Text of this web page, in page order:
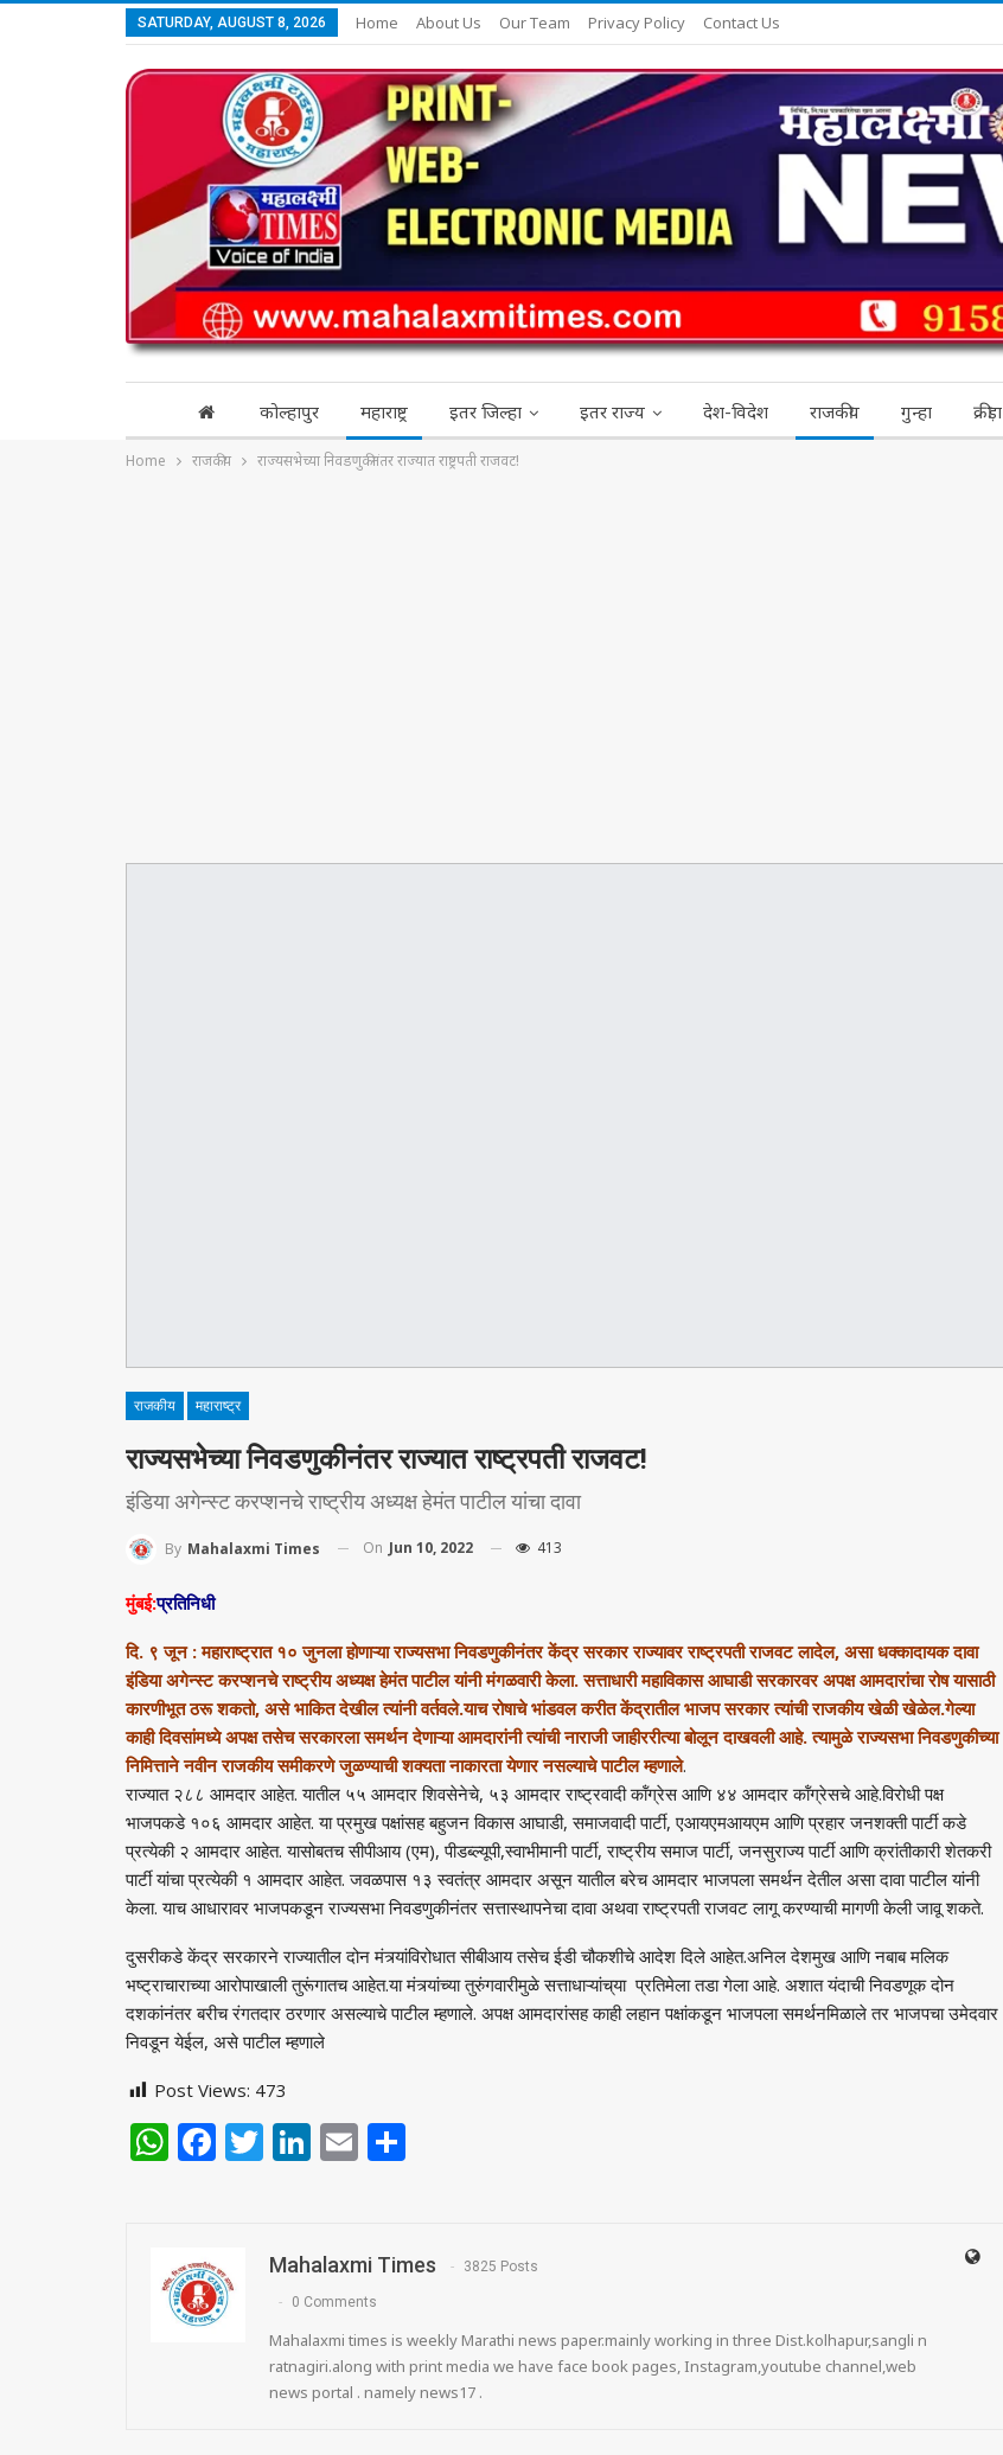
SATURDAY, AUGUST 8, 2026 Home About Us Our Team Privacy Policy Contact Us
कोल्हापुर महाराष्ट्र इतर जिल्हा इतर राज्य देश-विदेश राजकीय गुन्हा क्रीड़ा
Home राजकीय राज्यसभेच्या निवडणुकीनंतर राज्यात राष्ट्रपती राजवट!
राजकीय महाराष्ट्र
राज्यसभेच्या निवडणुकीनंतर राज्यात राष्ट्रपती राजवट!
इंडिया अगेन्स्ट करप्शनचे राष्ट्रीय अध्यक्ष हेमंत पाटील यांचा दावा
By Mahalaxmi Times On Jun 10, 2022 413
मुंबई:प्रतिनिधी
दि. ९ जून : महाराष्ट्रात १० जुनला होणाऱ्या राज्यसभा निवडणुकीनंतर केंद्र सरकार राज्यावर राष्ट्रपती राजवट लादेल, असा धक्कादायक दावा
इंडिया अगेन्स्ट करप्शनचे राष्ट्रीय अध्यक्ष हेमंत पाटील यांनी मंगळवारी केला. सत्ताधारी महाविकास आघाडी सरकारवर अपक्ष आमदारांचा रोष यासाठी
कारणीभूत ठरू शकतो, असे भाकित देखील त्यांनी वर्तवले.याच रोषाचे भांडवल करीत केंद्रातील भाजप सरकार त्यांची राजकीय खेळी खेळेल.गेल्या
काही दिवसांमध्ये अपक्ष तसेच सरकारला समर्थन देणाऱ्या आमदारांनी त्यांची नाराजी जाहीररीत्या बोलून दाखवली आहे. त्यामुळे राज्यसभा निवडणुकीच्या
निमित्ताने नवीन राजकीय समीकरणे जुळण्याची शक्यता नाकारता येणार नसल्याचे पाटील म्हणाले.
राज्यात २८८ आमदार आहेत. यातील ५५ आमदार शिवसेनेचे, ५३ आमदार राष्ट्रवादी कॉंग्रेस आणि ४४ आमदार कॉंग्रेसचे आहे.विरोधी पक्ष
भाजपकडे १०६ आमदार आहेत. या प्रमुख पक्षांसह बहुजन विकास आघाडी,समाजवादी पार्टी,एआयएमआयएम आणि प्रहार जनशक्ती पार्टी कडे
प्रत्येकी २ आमदार आहेत. यासोबतच सीपीआय (एम),पीडब्ल्यूपी,स्वाभीमानी पार्टी,राष्ट्रीय समाज पार्टी,जनसुराज्य पार्टी आणि क्रांतीकारी शेतकरी
पार्टी यांचा प्रत्येकी १ आमदार आहेत. जवळपास १३ स्वतंत्र आमदार असून यातील बरेच आमदार भाजपला समर्थन देतील असा दावा पाटील यांनी
केला. याच आधारावर भाजपकडून राज्यसभा निवडणुकीनंतर सत्तास्थापनेचा दावा अथवा राष्ट्रपती राजवट लागू करण्याची मागणी केली जावू शकते.
दुसरीकडे केंद्र सरकारने राज्यातील दोन मंत्र्यांविरोधात सीबीआय तसेच ईडी चौकशीचे आदेश दिले आहेत.अनिल देशमुख आणि नबाब मलिक
भष्ट्राचाराच्या आरोपाखाली तुरूंगातच आहेत.या मंत्र्यांच्या तुरुंगवारीमुळे सत्ताधाऱ्यांच्या प्रतिमेला तडा गेला आहे. अशात यंदाची निवडणूक दोन
दशकांनंतर बरीच रंगतदार ठरणार असल्याचे पाटील म्हणाले. अपक्ष आमदारांसह काही लहान पक्षांकडून भाजपला समर्थनमिळाले तर भाजपचा उमेदवार
निवडून येईल, असे पाटील म्हणाले
Post Views: 473
WhatsApp
Facebook
Twitter
LinkedIn
Email
Mahalaxmi Times 3825 Posts
0 Comments
Mahalaxmi times is weekly Marathi news paper.mainly working in three Dist.kolhapur,sangli n
ratnagiri.along with print media we have face book pages, Instagram,youtube channel,web
news portal . namely news17 .